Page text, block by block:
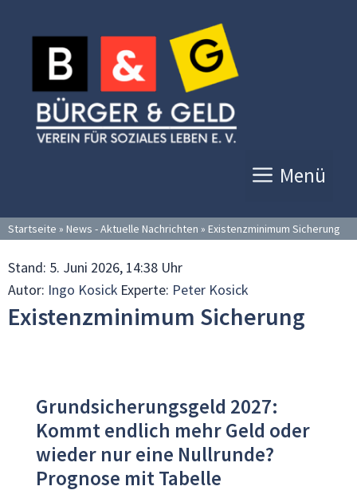
Inhalt
springen
Menü
Startseite » News - Aktuelle Nachrichten » Existenzminimum Sicherung
Stand: 5. Juni 2026, 14:38 Uhr
Autor: Ingo Kosick Experte: Peter Kosick
Existenzminimum Sicherung
Grundsicherungsgeld 2027:
Kommt endlich mehr Geld oder
wieder nur eine Nullrunde?
Prognose mit Tabelle